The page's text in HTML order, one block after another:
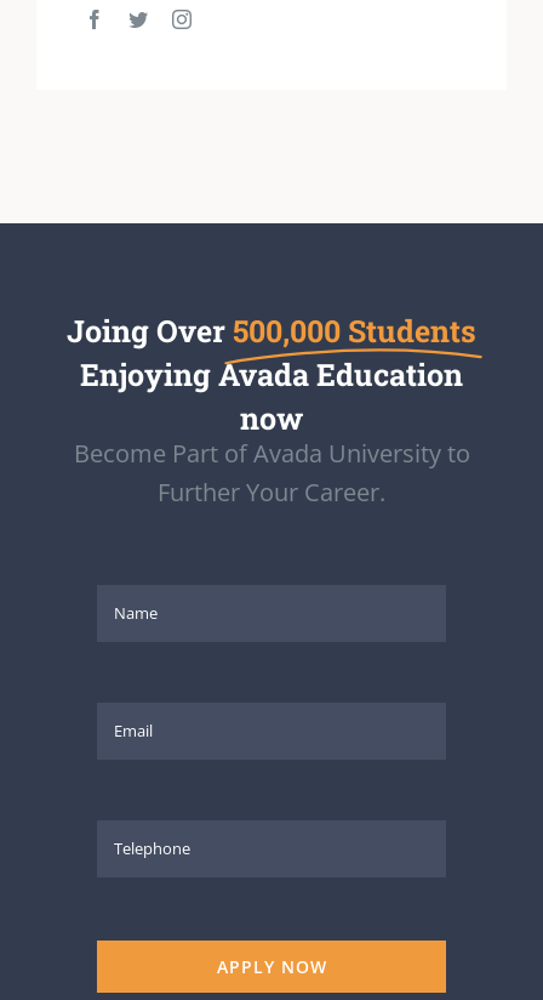
Joing Over 500,000 Students
Enjoying Avada Education
now
Become Part of Avada University to
Further Your Career.
APPLY NOW